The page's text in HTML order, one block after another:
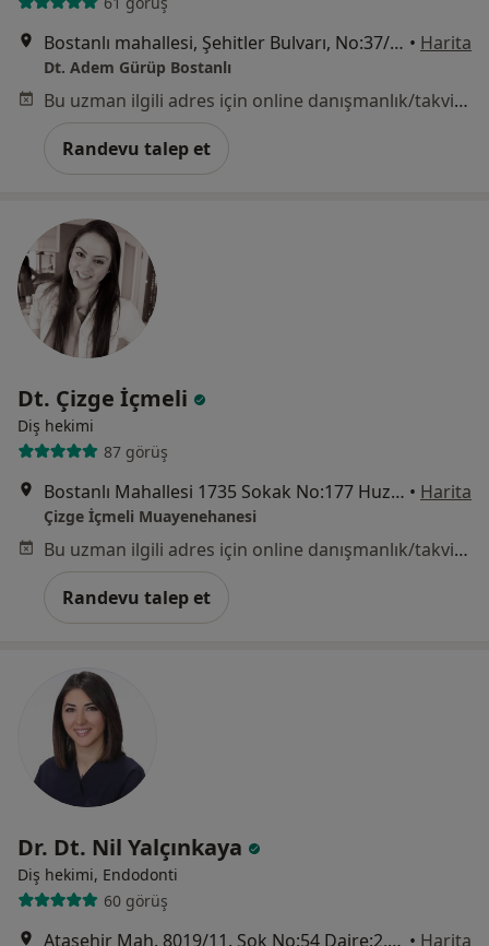
Bostanlı mahallesi, Şehitler Bulvarı, No:37/B Karşıyaka, İzmir • Harita
Dt. Adem Gürüp Bostanlı
Bu uzman ilgili adres için online danışmanlık/takvim sunmuyor.
Randevu talep et
Dt. Çizge İçmeli
Diş hekimi
87 görüş
Bostanlı Mahallesi 1735 Sokak No:177 Huzur Apartmanı K. 1 D. 4 Karşıyaka, İzmir • Harita
Çizge İçmeli Muayenehanesi
Bu uzman ilgili adres için online danışmanlık/takvim sunmuyor.
Randevu talep et
Dr. Dt. Nil Yalçınkaya
Diş hekimi, Endodonti
60 görüş
Ataşehir Mah. 8019/11. Sok No:54 Daire:2, İzmir • Harita